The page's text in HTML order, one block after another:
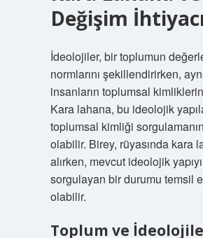
Değişim
İdeolojiler, bir toplumun
normlarını şekillendirirken,
insanların toplumsal
Kara lahana, bu ideolojik
toplumsal kimliği
olabilir. Birey, rüyasında kara
alırken, mevcut ideolojik
sorgulayan bir durumu temsil
olabilir.
Toplum ve